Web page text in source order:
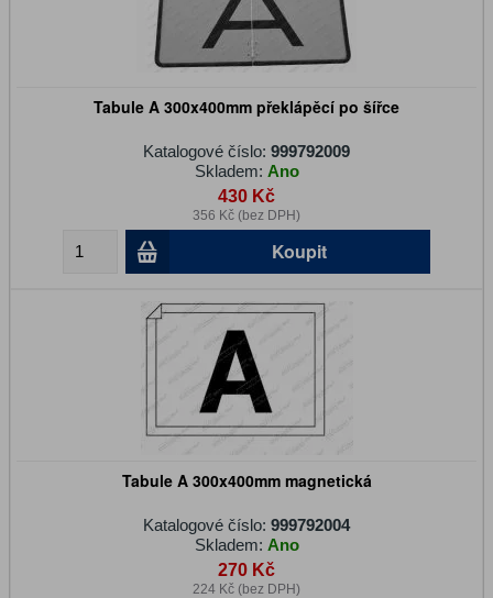
Tabule A 300x400mm překlápěcí po šířce
Katalogové číslo: 999792009
Skladem: Ano
430 Kč
356 Kč (bez DPH)
Koupit
Tabule A 300x400mm magnetická
Katalogové číslo: 999792004
Skladem: Ano
270 Kč
224 Kč (bez DPH)